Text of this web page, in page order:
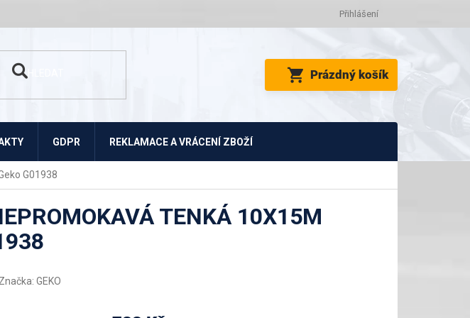
Přihlášení
NÁKUPNÍ
KOŠÍK
Prázdný košík
GDPR REKLAMACE A VRÁCENÍ ZBOŽÍ
G01938
TENKÁ 10X15M
Značka: GEKO